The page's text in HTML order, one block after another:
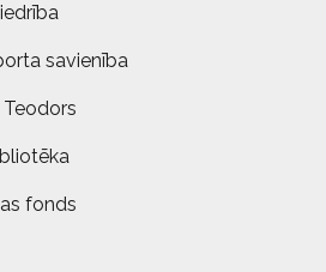
savienība
fonds